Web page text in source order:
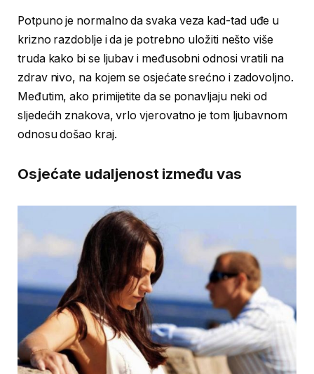
Potpuno je normalno da svaka veza kad-tad uđe u
krizno razdoblje i da je potrebno uložiti nešto više
truda kako bi se ljubav i međusobni odnosi vratili na
zdrav nivo, na kojem se osjećate srećno i zadovoljno.
Međutim, ako primijetite da se ponavljaju neki od
sljedećih znakova, vrlo vjerovatno je tom ljubavnom
odnosu došao kraj.
Osjećate udaljenost između vas